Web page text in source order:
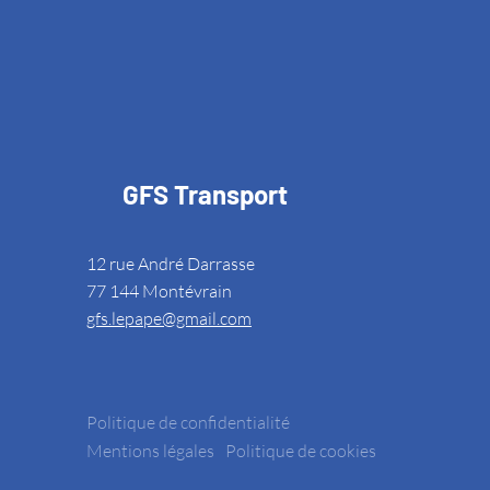
GFS Transport
12 rue André Darrasse
77 144 Montévrain
gfs.lepape@gmail.com
Politique de confidentialité
Mentions légales
Politique de cookies